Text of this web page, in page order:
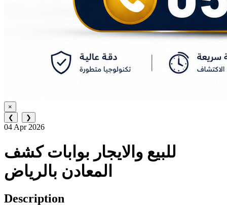
×
❮
❯
04 Apr 2026
للبيع والايجار بوابات كشف
المعادن بالرياض
Description